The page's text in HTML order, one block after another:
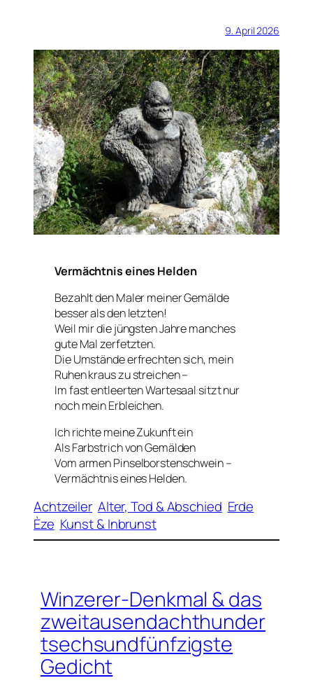
9. April 2026
Vermächtnis eines Helden
Bezahlt den Maler meiner Gemälde
besser als den letzten!
Weil mir die jüngsten Jahre manches
gute Mal zerfetzten.
Die Umstände erfrechten sich, mein
Ruhen kraus zu streichen –
Im fast entleerten Wartesaal sitzt nur
noch mein Erbleichen.
Ich richte meine Zukunft ein
Als Farbstrich von Gemälden
Vom armen Pinselborstenschwein –
Vermächtnis eines Helden.
Achtzeiler Alter, Tod & Abschied Erde
Èze Kunst & Inbrunst
Winzerer-Denkmal & das
zweitausendachthunder
tsechsundfünfzigste
Gedicht